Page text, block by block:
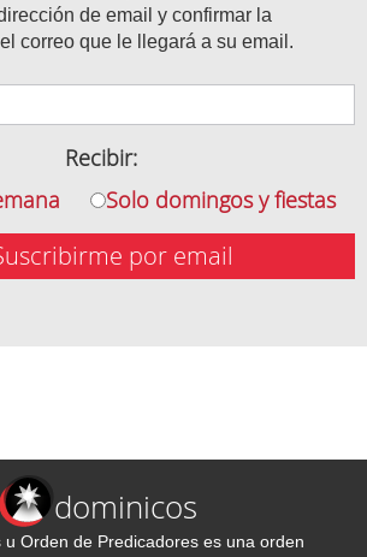
de email y confirmar la
correo que le llegará a su email.
Recibir:
Solo domingos y fiestas
por email
dominicos
u Orden de Predicadores es una orden